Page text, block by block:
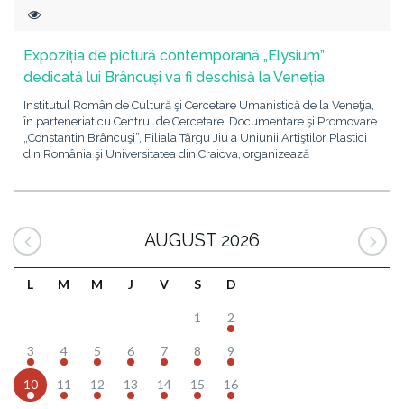
Expoziția de pictură contemporană „Elysium”
dedicată lui Brâncuși va fi deschisă la Veneția
Institutul Român de Cultură şi Cercetare Umanistică de la Veneţia,
în parteneriat cu Centrul de Cercetare, Documentare şi Promovare
„Constantin Brâncuşi”, Filiala Târgu Jiu a Uniunii Artiştilor Plastici
din România şi Universitatea din Craiova, organizează
AUGUST 2026
L M M J V S D
1 2
3 4 5 6 7 8 9
10 11 12 13 14 15 16